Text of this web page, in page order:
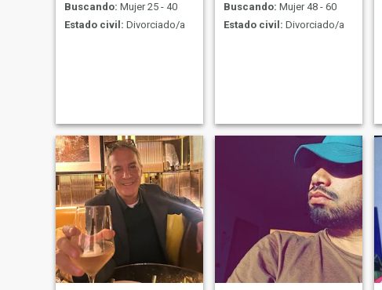
Buscando: Mujer 25 - 40
Estado civil: Divorciado/a
Buscando: Mujer 48 - 60
Estado civil: Divorciado/a